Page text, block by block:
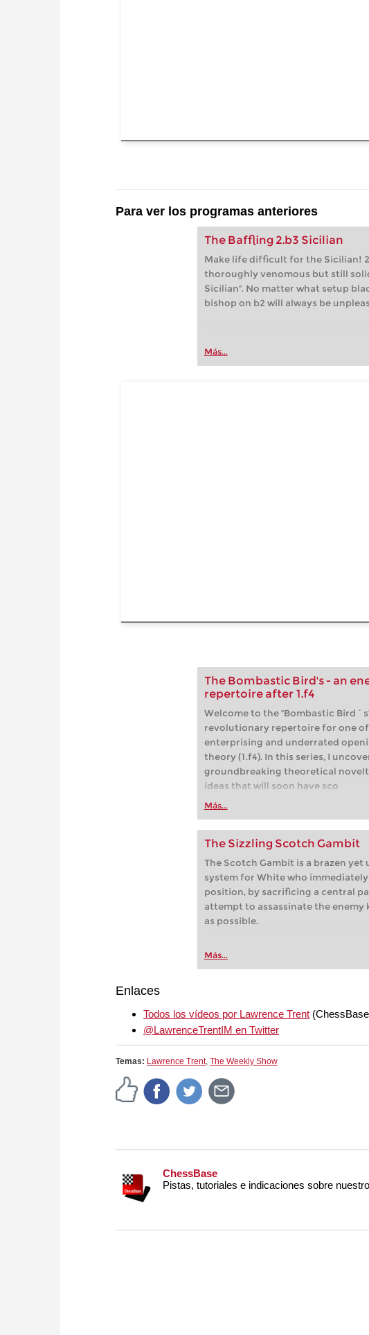
Para ver los programas anteriores
The Baffling 2.b3 Sicilian
Make life difficult for the Sicilian!
thoroughly venomous but still
Sicilian". No matter what setup
bishop on b2 will always be
Más...
The Bombastic Bird's - an
repertoire after 1.f4
Welcome to the "Bombastic
revolutionary repertoire for one
enterprising and underrated
theory (1.f4). In this series, I
groundbreaking theoretical
ideas that will soon have sco
Más...
The Sizzling Scotch Gambit
The Scotch Gambit is a brazen
system for White who
position, by sacrificing a central
attempt to assassinate the enemy
as possible.
Más...
Enlaces
Todos los vídeos por Lawrence Trent
@LawrenceTrentIM en Twitter
Temas: Lawrence Trent, The Weekly Show
ChessBase
Pistas, tutoriales e indicaciones sobre